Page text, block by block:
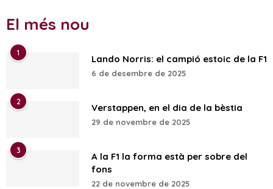
El més nou
1
Lando Norris: el campió estoic de la F1
6 de desembre de 2025
2
Verstappen, en el dia de la bèstia
29 de novembre de 2025
3
A la F1 la forma està per sobre del
fons
22 de novembre de 2025